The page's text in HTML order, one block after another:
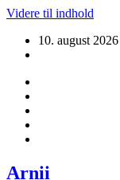
Videre til indhold
10. august 2026
Arnii